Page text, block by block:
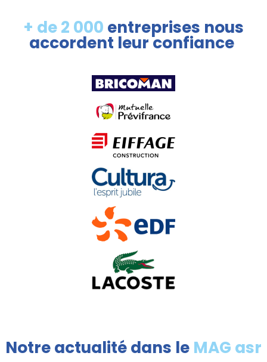
+ de 2 000 entreprises nous
accordent leur confiance
Notre actualité dans le MAG asr